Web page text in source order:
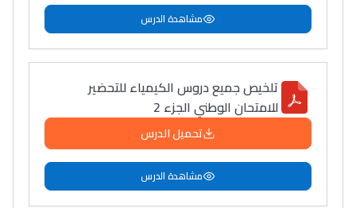
مشاهدة الدرس
تلخيص جميع دروس الكيمياء للتحضير
للامتحان الوطني الجزء 2
تحميل الدرس
مشاهدة الدرس